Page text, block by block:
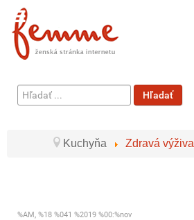
Hľadať
...
Hľadať
Kuchyňa Zdravá výživa
%AM, %18 %041 %2019 %00:%nov